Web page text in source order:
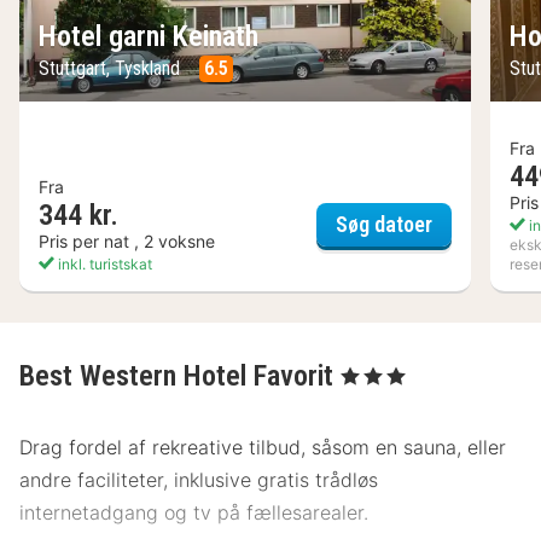
Hotel garni Keinath
Stuttgart, Tyskland 6.5
Fra
344 kr.
Pris per nat , 2 voksne
inkl. turistskat
Søg datoerHotel garni
Fra
Best Western Hotel Favorit , 3 Stjerner
Drag fordel af rekreative tilbud, såsom en sauna, eller
andre faciliteter, inklusive gratis trådløs
internetadgang og tv på fællesarealer.